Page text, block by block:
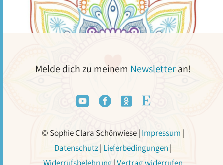
Melde dich zu meinem Newsletteran!
   
© Sophie Clara Schönwiese | Impressum |
Datenschutz| Lieferbedingungen |
Widerrufsbelehrung|Vertrag widerrufen